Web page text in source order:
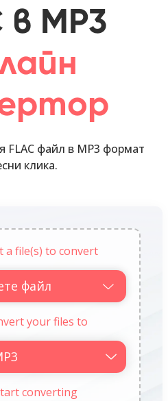
в MP3
FLAC файл в MP3 формат
клика.
a file(s) to convert
файл
your files to
converting